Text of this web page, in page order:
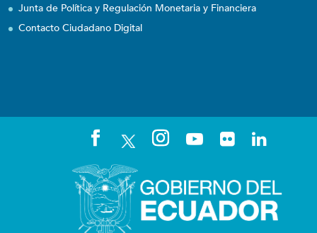
Junta de Política y Regulación Monetaria y Financiera
Contacto Ciudadano Digital